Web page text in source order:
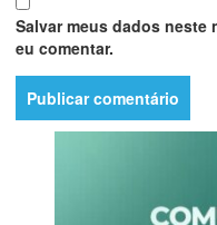
Salvar meus dados neste
eu comentar.